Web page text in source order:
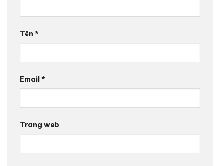
Tên *
Email*
Trang web